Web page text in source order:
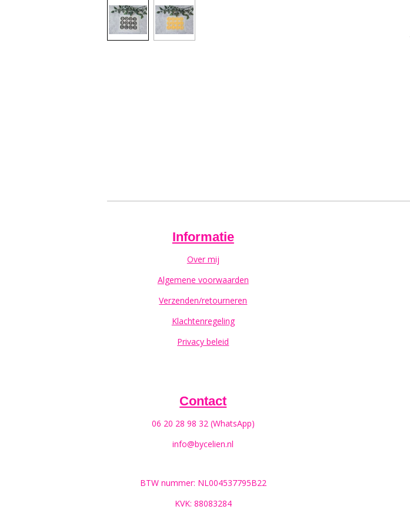
Informatie
Over mij
Algemene voorwaarden
Verzenden/retourneren
Klachtenregeling
Privacy beleid
Contact
06 20 28 98 32 (WhatsApp)
info@bycelien.nl
BTW nummer: NL004537795B22
KVK: 88083284